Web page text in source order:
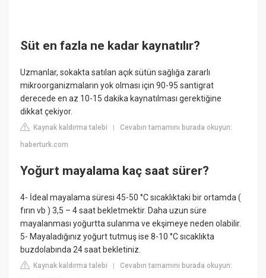
Süt en fazla ne kadar kaynatılır?
Uzmanlar, sokakta satılan açık sütün sağlığa zararlı
mikroorganizmaların yok olması için 90-95 santigrat
derecede en az 10-15 dakika kaynatılması gerektiğine
dikkat çekiyor.
Kaynak kaldırma talebi |Cevabın tamamını burada okuyun:
haberturk.com
Yoğurt mayalama kaç saat sürer?
4- İdeal mayalama süresi 45-50 °C sıcaklıktaki bir ortamda (
fırın vb ) 3,5 – 4 saat bekletmektir. Daha uzun süre
mayalanması yoğurtta sulanma ve ekşimeye neden olabilir.
5- Mayaladığınız yoğurt tutmuş ise 8-10 °C sıcaklıkta
buzdolabında 24 saat bekletiniz.
Kaynak kaldırma talebi |Cevabın tamamını burada okuyun: